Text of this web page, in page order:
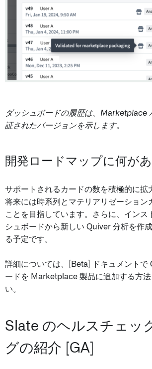
ダッシュボードの履歴は、Marketplace
証されたバージョンを示します。
開発ロードマップに何が
サポートされるカードの数を積極的に拡
将来には時系列とマテリアリゼーション
ことを目指しています。さらに、インス
シュボードから新しい Quiver 分析を作
る予定です。
詳細については、[Beta] ドキュメントで
ードを Marketplace 製品に追加する方法
い。
Slate のヘルスチェッ
グの紹介 [GA]